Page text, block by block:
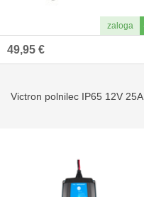
49,95 €
Victron polnilec IP65 12V 25A